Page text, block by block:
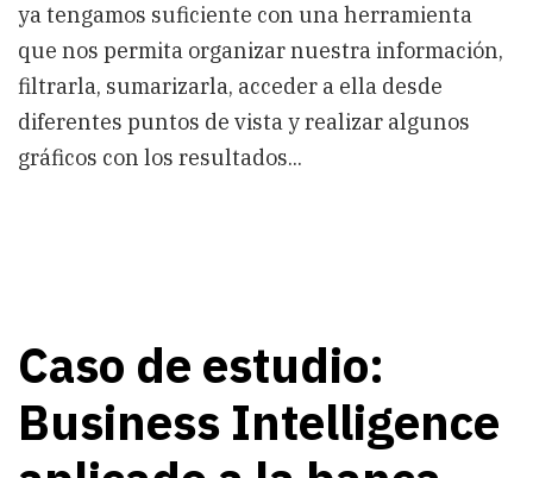
ya tengamos suficiente con una herramienta
que nos permita organizar nuestra información,
filtrarla, sumarizarla, acceder a ella desde
diferentes puntos de vista y realizar algunos
gráficos con los resultados...
Caso de estudio:
Business Intelligence